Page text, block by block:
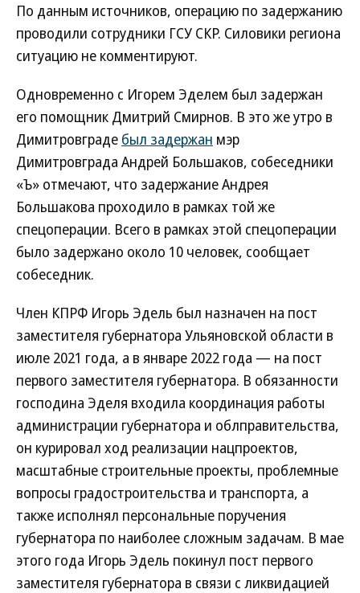
По данным источников, операцию по задержанию
проводили сотрудники ГСУ СКР. Силовики региона
ситуацию не комментируют.
Одновременно с Игорем Эделем был задержан
его помощник Дмитрий Смирнов. В это же утро в
Димитровграде был задержан мэр
Димитровграда Андрей Большаков, собеседники
«Ъ» отмечают, что задержание Андрея
Большакова проходило в рамках той же
спецоперации. Всего в рамках этой спецоперации
было задержано около 10 человек, сообщает
собеседник.
Член КПРФ Игорь Эдель был назначен на пост
заместителя губернатора Ульяновской области в
июле 2021 года, а в январе 2022 года — на пост
первого заместителя губернатора. В обязанности
господина Эделя входила координация работы
администрации губернатора и облправительства,
он курировал ход реализации нацпроектов,
масштабные строительные проекты, проблемные
вопросы градостроительства и транспорта, а
также исполнял персональные поручения
губернатора по наиболее сложным задачам. В мае
этого года Игорь Эдель покинул пост первого
заместителя губернатора в связи с ликвидацией